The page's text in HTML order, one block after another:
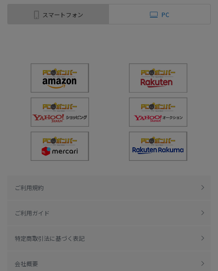
スマートフォン PC
ご利用規約
ご利用ガイド
特定商取引法に基づく表記
会社概要